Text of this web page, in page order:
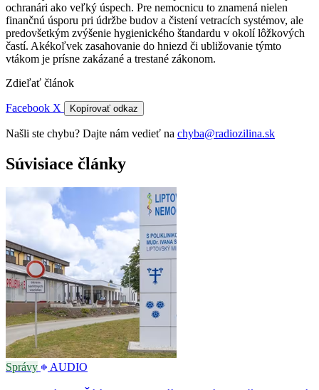
ochranári ako veľký úspech. Pre nemocnicu to znamená nielen
finančnú úsporu pri údržbe budov a čistení vetracích systémov, ale
predovšetkým zvýšenie hygienického štandardu v okolí lôžkových
častí. Akékoľvek zasahovanie do hniezd či ubližovanie týmto
vtákom je prísne zakázané a trestané zákonom.
Zdieľať článok
Facebook X Kopírovať odkaz
Našli ste chybu? Dajte nám vedieť na chyba@radiozilina.sk
Súvisiace články
Správy AUDIO